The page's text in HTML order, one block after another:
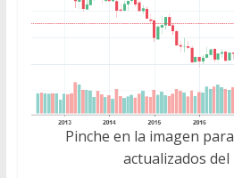
Pinche en la imagen
actualizados del